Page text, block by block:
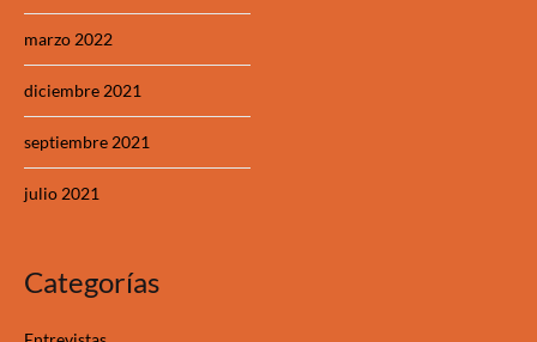
marzo 2022
diciembre 2021
septiembre 2021
julio 2021
Categorías